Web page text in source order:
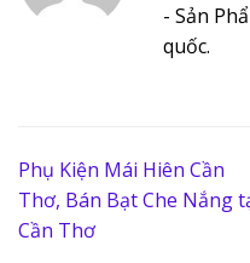
- Sản
quốc.
Phụ Kiện Mái Hiên Cần
Thơ, Bán Bạt Che Nắng
Cần Thơ